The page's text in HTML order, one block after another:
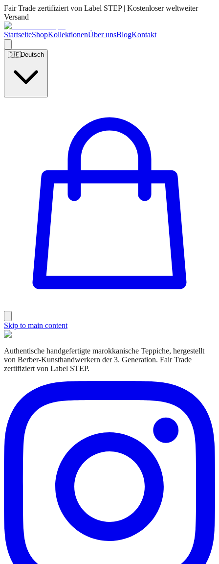
Fair Trade zertifiziert von Label STEP | Kostenloser weltweiter
Versand
StartseiteShopKollektionenÜber unsBlogKontakt
🇩🇪Deutsch
Skip to main content
Authentische handgefertigte marokkanische Teppiche, hergestellt
von Berber-Kunsthandwerkern der 3. Generation. Fair Trade
zertifiziert von Label STEP.